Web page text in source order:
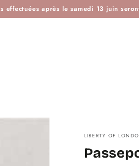
effectuées après le samedi 13 juin
LIBERTY OF